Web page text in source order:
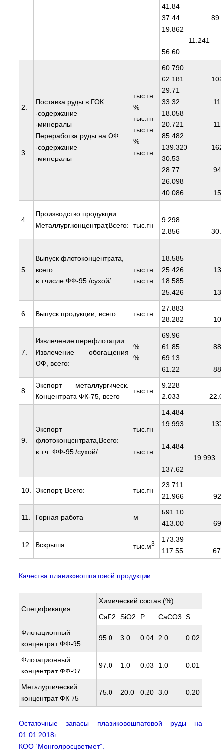
37.44
56.60
2.
3.
Поставка руды в ГОК.
-содержание
-минералы
Переработка руды на ОФ
-содержание
-минералы
тыс.тн
%
тыс.тн
тыс.тн
%
тыс.тн
62.181
33.32
20.721
139.320
28.77
40.086
4.
Производство продукции
Металлург.концентрат,Всего:
тыс.тн
2.856
5.
Выпуск флотоконцентрата,
всего:
в.т.числе ФФ-95 /сухой/
тыс.тн
тыс.тн
25.426
25.426
6. Выпуск продукции, всего: тыс.тн
28.282
7.
Извлечение перефлотации
Извлечение обогащения
ОФ, всего:
%
%
61.85
61.22
8.
Экспорт металлургическ.
Концентрата ФК-75, всего
тыс.тн
2.033
9.
Экспорт
флотоконцентрата,Всего:
в.т.ч. ФФ-95 /сухой/
тыс.тн
тыс.тн
19.993
14.484
137.62
10. Экспорт, Всего: тыс.тн
21.966
11. Горная работа м
413.00
12. Вскрыша тыс.м3
117.55
Качества плавиковошпатовой продукции
Спецификация
Химический состав (%)
CaF2
SiO2 P CaCO3
S
Флотационный
концентрат ФФ-95
95.0 3.0 0.04 2.0 0.02
Флотационный
концентрат ФФ-97
97.0 1.0 0.03 1.0 0.01
Металургический
концентрат ФК 75
75.0 20.0 0.20 3.0 0.20
Остаточные запасы плавиковошпатовой руды на
01.01.2018г
КОО “Монголросцветмет”.